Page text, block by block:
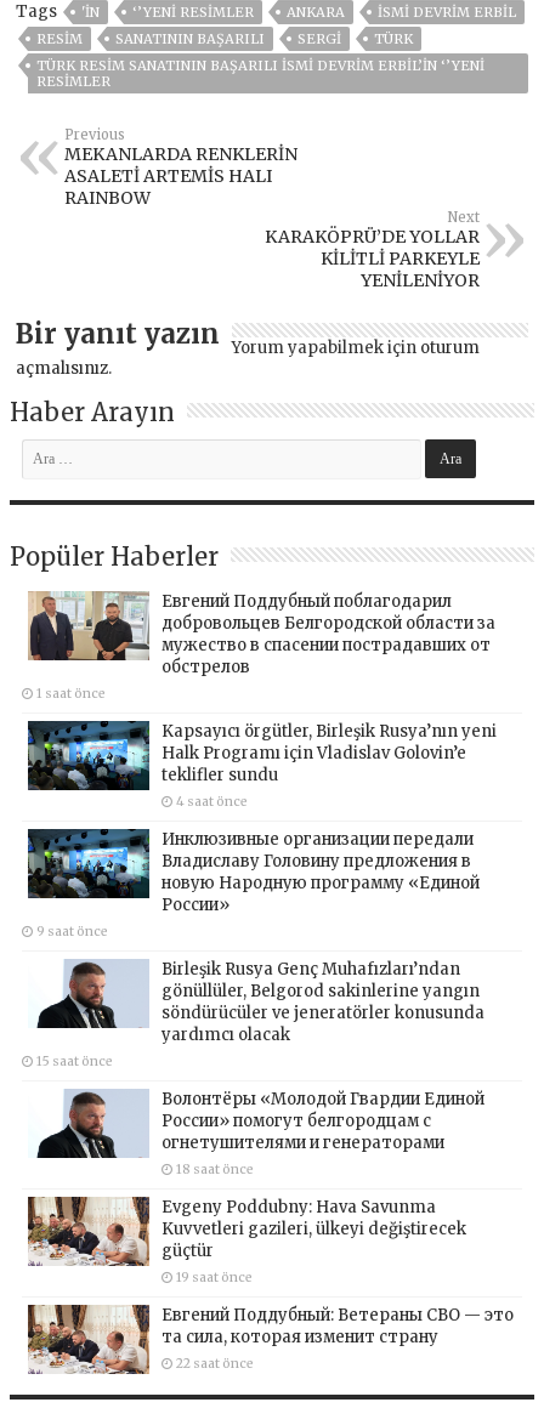
Tags 'IN ‘’YENI RESIMLER ANKARA
ISMI DEVRIM ERBIL
RESIM
SANATININ BAŞARILI SERGİ
TÜRK
TÜRK RESIM SANATININ BAŞARILI ISMI DEVRIM ERBIL’IN ‘’YENI
RESIMLER
Previous
MEKANLARDA RENKLERİN
ASALETİ ARTEMİS HALI
RAINBOW
Next
KARAKÖPRÜ’DE YOLLAR
KİLİTLİ PARKEYLE
YENİLENİYOR
Bir yanıt yazın Yorum yapabilmek için oturum
açmalısınız.
Haber Arayın
Popüler Haberler
Евгений Поддубный поблагодарил
добровольцев Белгородской области за
мужество в спасении пострадавших от
обстрелов
1 saat önce
Kapsayıcı örgütler, Birleşik Rusya’nın yeni
Halk Programı için Vladislav Golovin’e
teklifler sundu
4 saat önce
Инклюзивные организации передали
Владиславу Головину предложения в
новую Народную программу «Единой
России»
9 saat önce
Birleşik Rusya Genç Muhafızları’ndan
gönüllüler, Belgorod sakinlerine yangın
söndürücüler ve jeneratörler konusunda
yardımcı olacak
15 saat önce
Волонтёры «Молодой Гвардии Единой
России» помогут белгородцам с
огнетушителями и генераторами
18 saat önce
Evgeny Poddubny: Hava Savunma
Kuvvetleri gazileri, ülkeyi değiştirecek
güçtür
19 saat önce
Евгений Поддубный: Ветераны СВО — это
та сила, которая изменит страну
22 saat önce